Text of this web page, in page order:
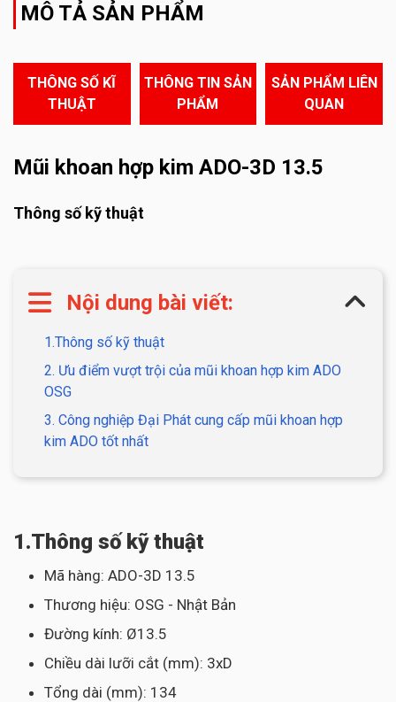
MÔ TẢ SẢN PHẨM
THÔNG SỐ KĨ
THUẬT
THÔNG TIN SẢN
PHẨM
SẢN PHẨM LIÊN
QUAN
Mũi khoan hợp kim ADO-3D 13.5
Thông số kỹ thuật
Nội dung bài viết:
1.Thông số kỹ thuật
2. Ưu điểm vượt trội của mũi khoan hợp kim ADO
OSG
3. Công nghiệp Đại Phát cung cấp mũi khoan hợp
kim ADO tốt nhất
1.Thông số kỹ thuật
Mã hàng: ADO-3D 13.5
Thương hiệu: OSG - Nhật Bản
Đường kính: Ø13.5
Chiều dài lưỡi cắt (mm): 3xD
Tổng dài (mm): 134